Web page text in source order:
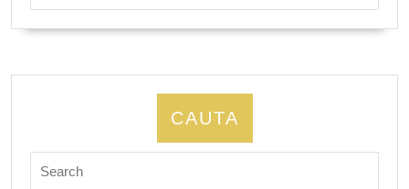
CAUTA
for: